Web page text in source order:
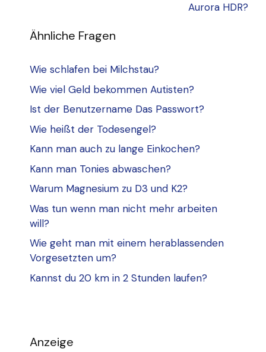
Aurora HDR?
Ähnliche Fragen
Wie schlafen bei Milchstau?
Wie viel Geld bekommen Autisten?
Ist der Benutzername Das Passwort?
Wie heißt der Todesengel?
Kann man auch zu lange Einkochen?
Kann man Tonies abwaschen?
Warum Magnesium zu D3 und K2?
Was tun wenn man nicht mehr arbeiten
will?
Wie geht man mit einem herablassenden
Vorgesetzten um?
Kannst du 20 km in 2 Stunden laufen?
Anzeige